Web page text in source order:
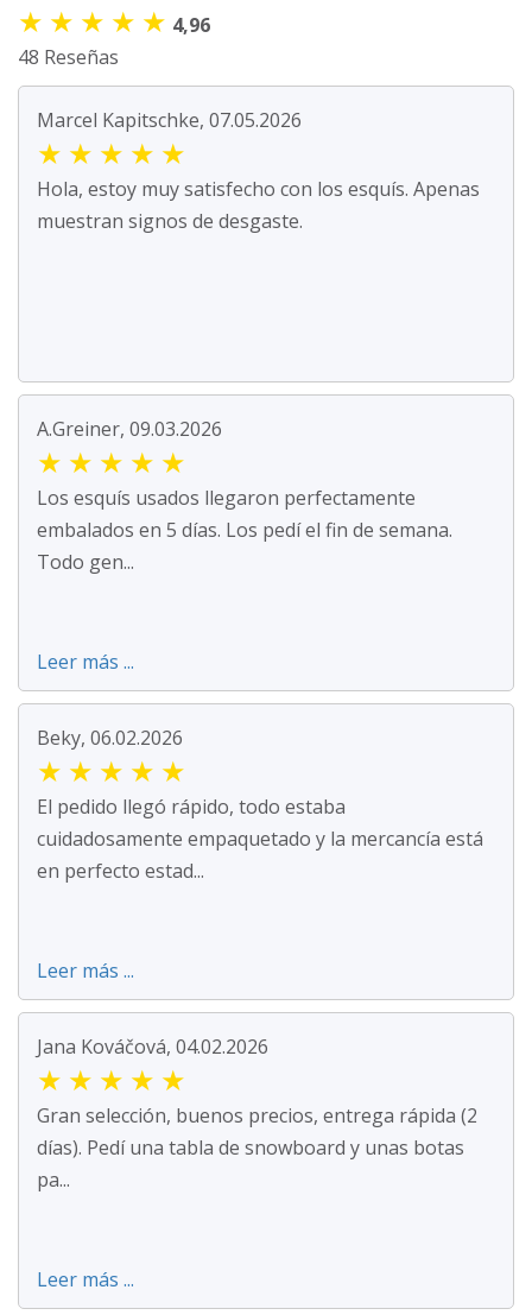
★ ★ ★ ★ ★ 4,96
48 Reseñas
Marcel Kapitschke, 07.05.2026
★ ★ ★ ★ ★
Hola, estoy muy satisfecho con los esquís. Apenas
muestran signos de desgaste.
A.Greiner, 09.03.2026
★ ★ ★ ★ ★
Los esquís usados llegaron perfectamente
embalados en 5 días. Los pedí el fin de semana.
Todo gen...
Leer más ...
Beky, 06.02.2026
★ ★ ★ ★ ★
El pedido llegó rápido, todo estaba
cuidadosamente empaquetado y la mercancía está
en perfecto estad...
Leer más ...
Jana Kováčová, 04.02.2026
★ ★ ★ ★ ★
Gran selección, buenos precios, entrega rápida (2
días). Pedí una tabla de snowboard y unas botas
pa...
Leer más ...